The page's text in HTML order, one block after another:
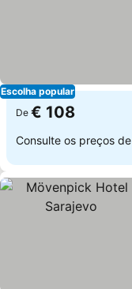
Escolha popular
De € 108
Consulte os preços de